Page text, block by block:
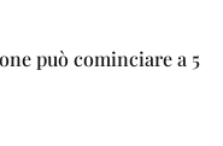
può cominciare a 5